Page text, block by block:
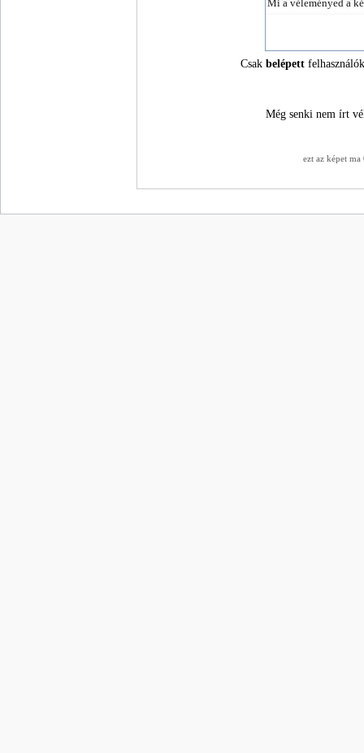
Csakbelépett
Még senki nem írt
ezt az képet ma